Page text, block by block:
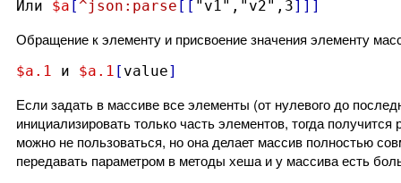
Или $a [^json:parse [[ "v1","v2",3]]]
Обращение к элементу и присвоение значения элементу
$a.1 и $a.1 [ value]
Если задать в массиве все элементы (от нулевого до
инициализировать только часть элементов, тогда
можно не пользоваться, но она делает массив полностью
передавать параметром в методы хеша и у массива есть